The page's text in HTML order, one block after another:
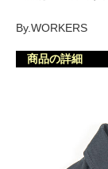
By.WORKERS
商品の詳細